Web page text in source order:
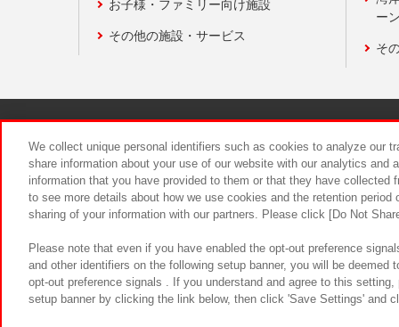
お子様・ファミリー向け施設
その他の施設・サービス
ー
そ
食品のご
We collect unique personal identifiers such as cookies to analyze our
share information about your use of our website with our analytics and
information that you have provided to them or that they have
to see more details about how we use cookies and the retention
sharing of your information with our partners. Please click [Do Not
Please note that even if you have enabled the opt-out preference
and other identifiers on the following setup banner, you will be
opt-out preference signals . If you understand and agree to this
setup banner by clicking the link below, then click 'Save Settings' and